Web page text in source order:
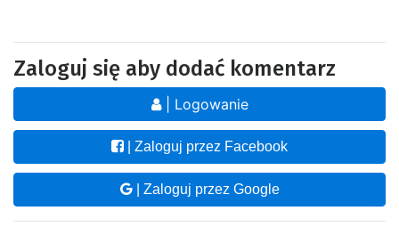
Zaloguj się aby dodać komentarz
| Logowanie
| Zaloguj przez Facebook
| Zaloguj przez Google